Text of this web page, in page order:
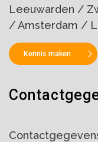
Leeuwarden /
/ Amsterdam /
Kennis maken